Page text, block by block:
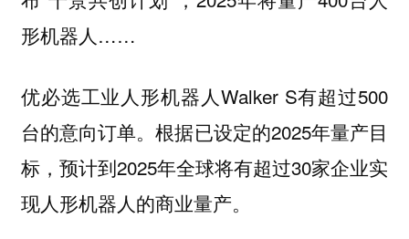
形机器人……
优必选工业人形机器人Walker S有超过500
台的意向订单。根据已设定的2025年量产目
标，预计到2025年全球将有超过30家企业实
现人形机器人的商业量产。